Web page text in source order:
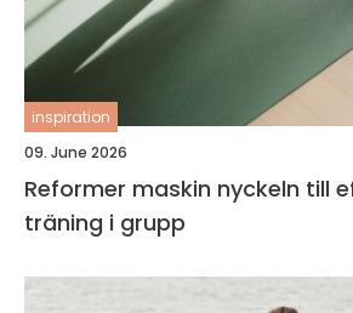
inspiration
09. June 2026
Reformer maskin nyckeln till effektiv, modern
träning i grupp